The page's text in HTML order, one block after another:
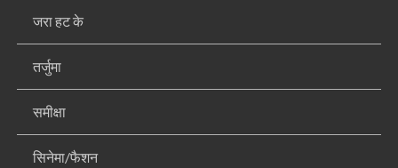
जरा हट के
तर्जुमा
समीक्षा
सिनेमा/फैशन